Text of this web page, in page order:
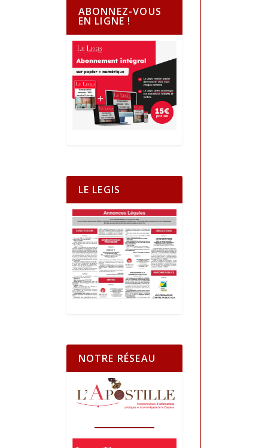
ABONNEZ-VOUS
EN LIGNE !
LE LEGIS
NOTRE RÉSEAU